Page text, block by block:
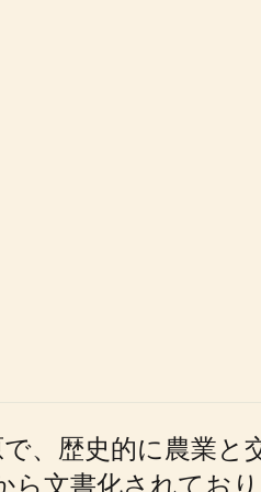
、歴史的に農業と
文書化されてお